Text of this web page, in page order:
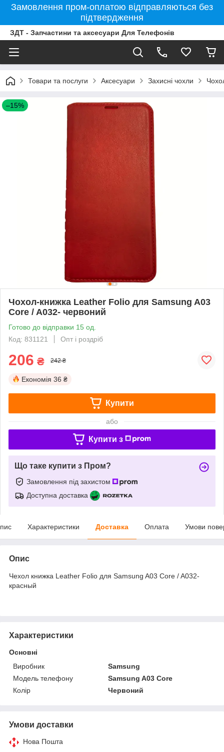
Замовлення пром-оплатою відправляються без
підтвердження
ЗДТ - Запчастини та аксесуари Для Телефонів
Товари та послуги Аксесуари Захисні чохли
–15%
Чохол-книжка Leather Folio для Samsung A03
Core / A032- червоний
Готово до відправки 15 од.
Код: 831121
Опт і роздріб
206 ₴ 242 ₴
Економія 36 ₴
Купити
або
Купити з
Що таке купити з Пром?
Замовлення під захистом
Доступна доставка
Характеристики Доставка Оплата Умови
Опис
Чехол книжка Leather Folio для Samsung A03 Core / A032-
красный
Характеристики
Основні
Виробник
Samsung
Модель телефону
Samsung A03 Core
Колір
Червоний
Умови доставки
Нова Пошта